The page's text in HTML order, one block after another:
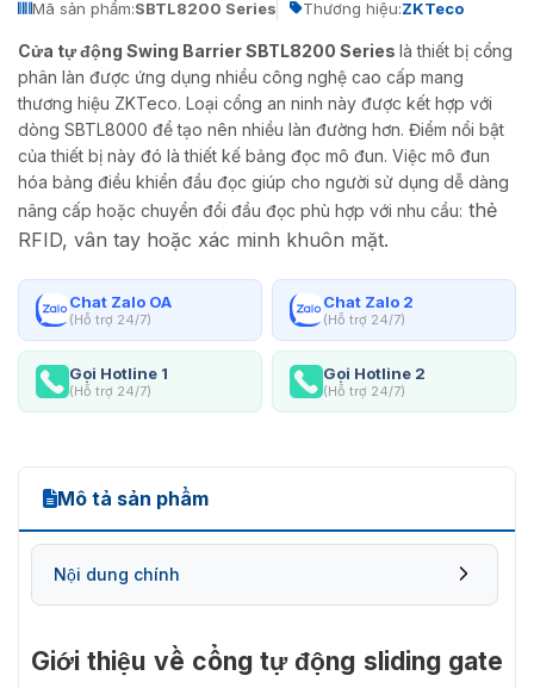
Mã sản phẩm:SBTL8200 Series Thương hiệu:ZKTeco
Cửa tự động Swing Barrier SBTL8200 Series là thiết bị cổng
phân làn được ứng dụng nhiều công nghệ cao cấp mang
thương hiệu ZKTeco. Loại cổng an ninh này được kết hợp với
dòng SBTL8000 để tạo nên nhiều làn đường hơn. Điểm nổi bật
của thiết bị này đó là thiết kế bảng đọc mô đun. Việc mô đun
hóa bảng điều khiển đầu đọc giúp cho người sử dụng dễ dàng
nâng cấp hoặc chuyển đổi đầu đọc phù hợp với nhu cầu: thẻ
RFID, vân tay hoặc xác minh khuôn mặt.
Chat Zalo OA
(Hỗ trợ 24/7)
Chat Zalo 2
(Hỗ trợ 24/7)
Gọi Hotline 1
(Hỗ trợ 24/7)
Gọi Hotline 2
(Hỗ trợ 24/7)
Mô tả sản phẩm
Nội dung chính
Giới thiệu về cổng tự động sliding gate